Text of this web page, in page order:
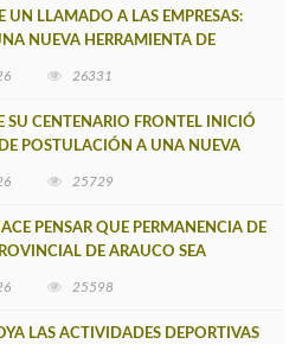
UN LLAMADO A LAS EMPRESAS:
NUEVA HERRAMIENTA DE
26331
SU CENTENARIO FRONTEL INICIÓ
DE POSTULACIÓN A UNA NUEVA
25729
PENSAR QUE PERMANENCIA DE
DE ARAUCO SEA
25598
LAS ACTIVIDADES DEPORTIVAS